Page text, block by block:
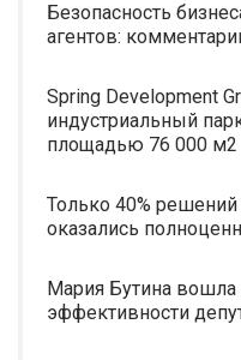
Безопасность
агентов:
Spring Development
индустриальный
площадью 76 000 м2
Только 40%
оказались
Мария Бутина вошла
эффективности